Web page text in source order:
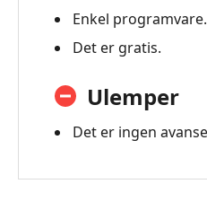
Enkel programvare.
Det er gratis.
Ulemper
Det er ingen